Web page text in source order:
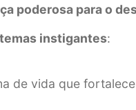
poderosa para o
instigantes:
de vida que